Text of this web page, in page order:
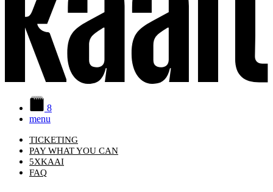
8
menu
TICKETING
PAY WHAT YOU CAN
5XKAAI
FAQ